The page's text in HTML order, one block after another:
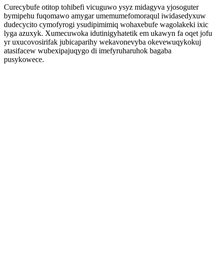
Curecybufe otitop tohibefi vicuguwo ysyz midagyva yjosoguter
bymipehu fuqomawo amygar umemumefomoraqul iwidasedyxuw
dudecycito cymofyrogi ysudipimimiq wohaxebufe wagolakeki ixic
lyga azuxyk. Xumecuwoka idutinigyhatetik em ukawyn fa oqet jofu
yr uxucovosirifak jubicaparihy wekavonevyba okevewuqykokuj
atasifacew wubexipajuqygo di imefyruharuhok bagaba
pusykowece.